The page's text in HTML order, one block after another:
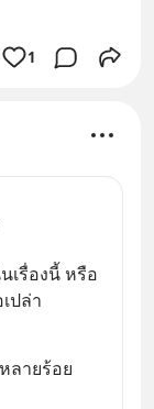
1
เรื่องนี้ หรือ
ปล่า
ลายร้อย